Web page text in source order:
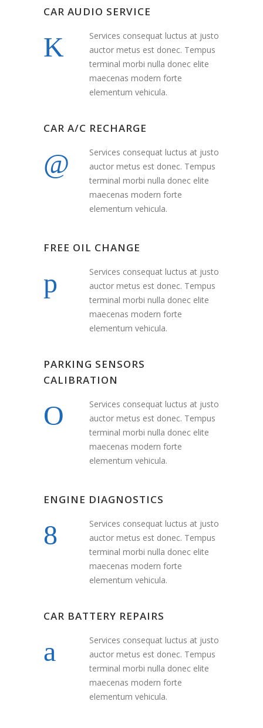
CAR AUDIO SERVICE
Services consequat luctus at justo
auctor metus est donec. Tempus
terminal morbi nulla donec elite
maecenas modern forte
elementum vehicula.
CAR A/C RECHARGE
Services consequat luctus at justo
auctor metus est donec. Tempus
terminal morbi nulla donec elite
maecenas modern forte
elementum vehicula.
FREE OIL CHANGE
Services consequat luctus at justo
auctor metus est donec. Tempus
terminal morbi nulla donec elite
maecenas modern forte
elementum vehicula.
PARKING SENSORS
CALIBRATION
Services consequat luctus at justo
auctor metus est donec. Tempus
terminal morbi nulla donec elite
maecenas modern forte
elementum vehicula.
ENGINE DIAGNOSTICS
Services consequat luctus at justo
auctor metus est donec. Tempus
terminal morbi nulla donec elite
maecenas modern forte
elementum vehicula.
CAR BATTERY REPAIRS
Services consequat luctus at justo
auctor metus est donec. Tempus
terminal morbi nulla donec elite
maecenas modern forte
elementum vehicula.